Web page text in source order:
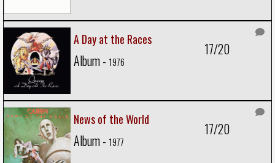
A Day at the Races
Album - 1976
17/20
News of the World
Album - 1977
17/20